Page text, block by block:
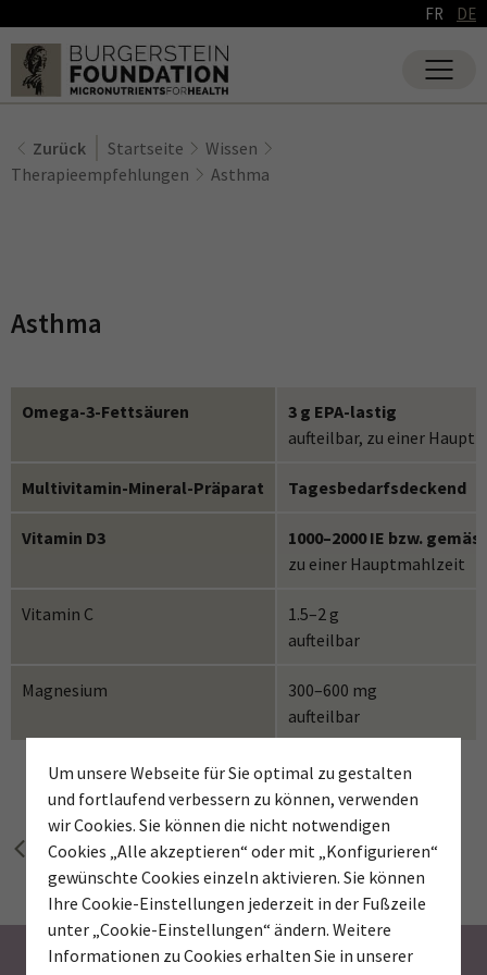
Um unsere Webseite für Sie optimal zu gestalten
und fortlaufend verbessern zu können, verwenden
wir Cookies. Sie können die nicht notwendigen
Cookies „Alle akzeptieren“ oder mit „Konfigurieren“
gewünschte Cookies einzeln aktivieren. Sie können
Ihre Cookie-Einstellungen jederzeit in der Fußzeile
unter „Cookie-Einstellungen“ ändern. Weitere
Informationen zu Cookies erhalten Sie in unserer
FR DE
Zurück Startseite
Wissen
Therapieempfehlungen
Asthma
Asthma
Omega-3-Fettsäuren
3 g EPA-lastig
aufteilbar, zu einer
Multivitamin-Mineral-Präparat Tagesbedarfsdeckend
Vitamin D3
1000–2000 IE bzw.
zu einer Hauptmahlzeit
Vitamin C
1.5–2 g
aufteilbar
Magnesium
300–600 mg
aufteilbar
zurück zur vorherigen Seite